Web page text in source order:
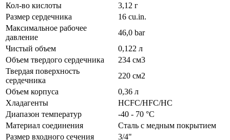
Кол-во кислоты
3,12 г
Размер сердечника
16 cu.in.
Максимальное рабочее
давление
46,0 bar
Чистый объем
0,122 л
Объем твердого сердечника
234 см3
Твердая поверхность
сердечника
220 см2
Объем корпуса
0,36 л
Хладагенты
HCFC/HFC/HC
Диапазон температур
-40 - 70 °C
Материал соединения
Сталь с медным покрытием
Размер входного сечения
3/4"